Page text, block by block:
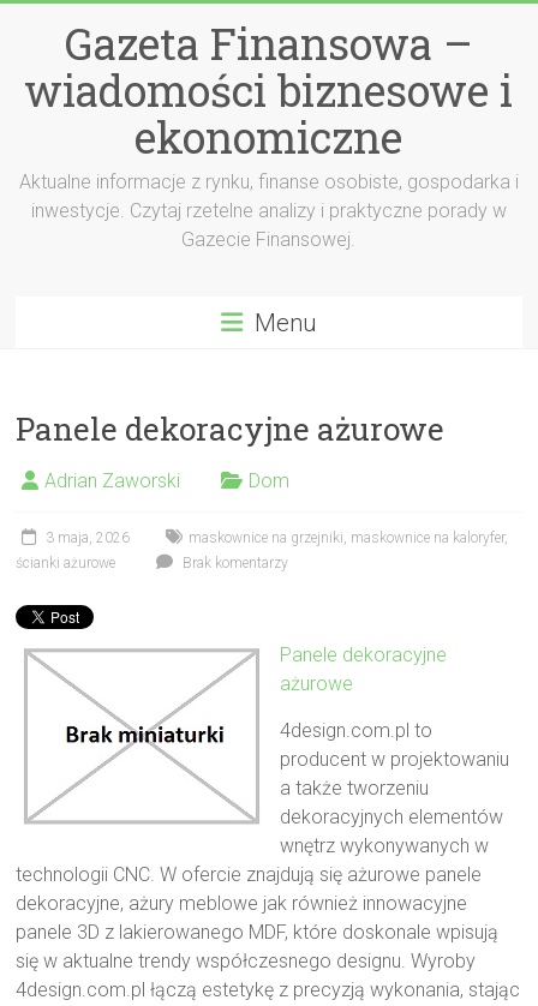
Gazeta Finansowa –
wiadomości biznesowe i
ekonomiczne
Aktualne informacje z rynku, finanse osobiste, gospodarka i
inwestycje. Czytaj rzetelne analizy i praktyczne porady w
Gazecie Finansowej.
Menu
Panele dekoracyjne ażurowe
Adrian Zaworski Dom
3 maja, 2026 maskownice na grzejniki, maskownice na kaloryfer,
ścianki ażurowe
Brak komentarzy
Panele dekoracyjne
ażurowe
4design.com.pl to
producent w projektowaniu
a także tworzeniu
dekoracyjnych elementów
wnętrz wykonywanych w
technologii CNC. W ofercie znajdują się ażurowe panele
dekoracyjne, ażury meblowe jak również innowacyjne
panele 3D z lakierowanego MDF, które doskonale wpisują
się w aktualne trendy współczesnego designu. Wyroby
4design.com.pl łączą estetykę z precyzją wykonania, stając